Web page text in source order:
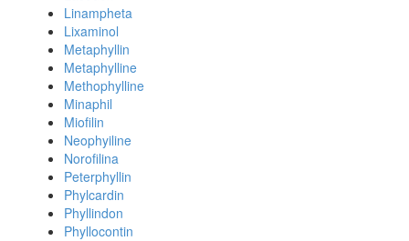
Linampheta
Lixaminol
Metaphyllin
Metaphylline
Methophylline
Minaphil
Miofilin
Neophyiline
Norofilina
Peterphyllin
Phylcardin
Phyllindon
Phyllocontin